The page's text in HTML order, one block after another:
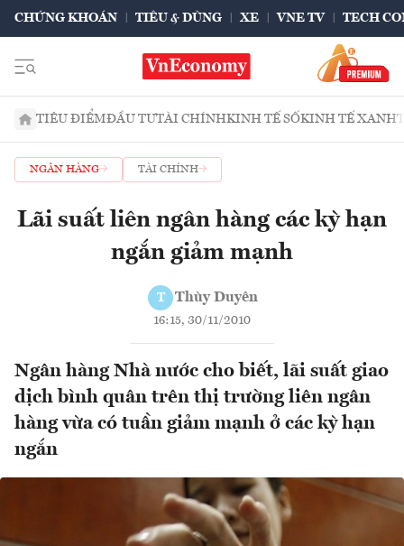
CHỨNG KHOÁN TIÊU & DÙNG XE VNE TV TECH
TIÊU ĐIỂMĐẦU TƯTÀI CHÍNHKINH TẾ SỐKINH TẾ XANH
NGÂN HÀNG TÀI CHÍNH
Lãi suất liên ngân hàng các kỳ hạn
ngắn giảm mạnh
T Thùy Duyên
16:15, 30/11/2010
Ngân hàng Nhà nước cho biết, lãi suất giao
dịch bình quân trên thị trường liên ngân
hàng vừa có tuần giảm mạnh ở các kỳ hạn
ngắn